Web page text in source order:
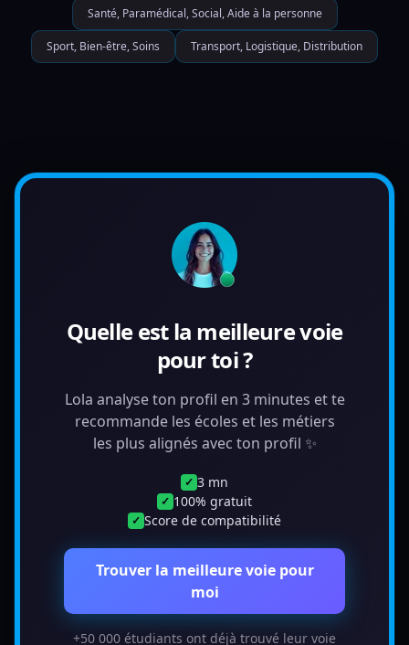
Santé, Paramédical, Social, Aide à la personne
Sport, Bien-être, Soins Transport, Logistique, Distribution
Quelle est la meilleure voie
pour toi ?
Lola analyse ton profil en 3 minutes et te
recommande les écoles et les métiers
les plus alignés avec ton profil ✨
✓ 3 mn
✓ 100% gratuit
✓ Score de compatibilité
Trouver la meilleure voie pour
moi
+50 000 étudiants ont déjà trouvé leur voie